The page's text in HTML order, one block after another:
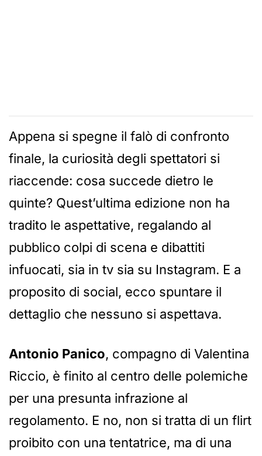
Appena si spegne il falò di confronto
finale, la curiosità degli spettatori si
riaccende: cosa succede dietro le
quinte? Quest’ultima edizione non ha
tradito le aspettative, regalando al
pubblico colpi di scena e dibattiti
infuocati, sia in tv sia su Instagram. E a
proposito di social, ecco spuntare il
dettaglio che nessuno si aspettava.
Antonio Panico, compagno di Valentina
Riccio, è finito al centro delle polemiche
per una presunta infrazione al
regolamento. E no, non si tratta di un flirt
proibito con una tentatrice, ma di una